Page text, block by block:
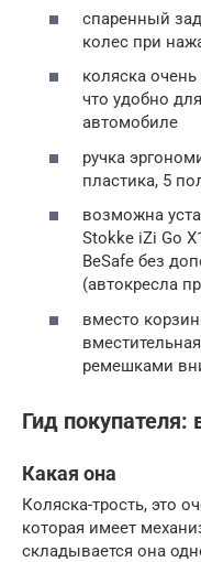
спаренный
колес при
коляска
что удобно
автомобиле
ручка
пластика, 5
возможна
Stokke iZi Go
BeSafe без
(автокресла
вместо
ремешками
Гид
Какая она
Коляска-трость, это
которая имеет
складывается она